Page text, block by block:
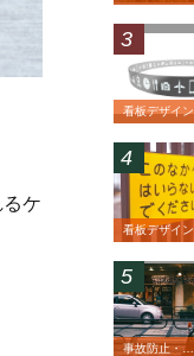
ケ
看板デザイン
看板デザイン
事故防止・業務改善